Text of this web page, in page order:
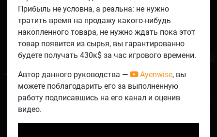
Прибыль не условна, а реальна: не нужно
тратить время на продажу какого-нибудь
накопленного товара, не нужно ждать пока этот
товар появится из сырья, вы гарантированно
будете получать 430к$ за час игрового времени.
Автор данного руководства — Ayenwise, вы
можете поблагодарить его за выполненную
работу подписавшись на его канал и оценив
видео.